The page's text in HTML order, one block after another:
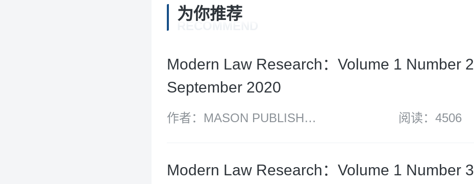
为你推荐
RECOMMEND
Modern Law Research：Volume 1 Number 2
September 2020
作者：MASON PUBLISH
阅读：4506
Modern Law Research：Volume 1 Number 3